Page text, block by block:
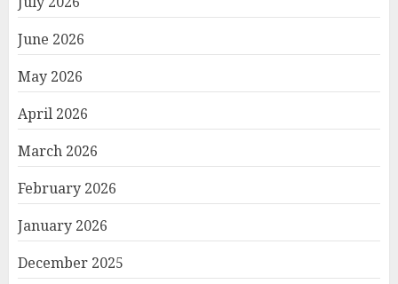
June 2026
May 2026
April 2026
March 2026
February 2026
January 2026
December 2025